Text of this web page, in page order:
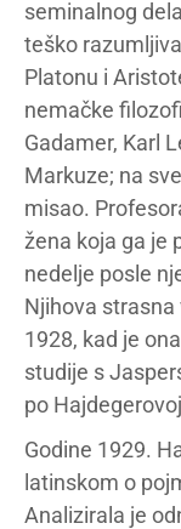
seminalnog dela
teško
Platonu i
nemačke
Gadamer, Karl
Markuze; na
misao.
žena koja ga je
nedelje posle
Njihova
1928, kad je
studije s
po
Godine 1929.
latinskom o
Analizirala je